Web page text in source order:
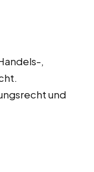
,
und